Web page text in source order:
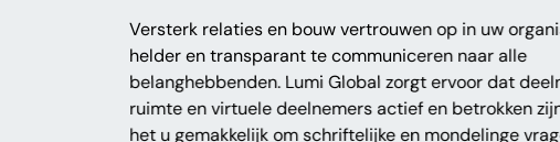
Versterk relaties en bouw vertrouwen op in uw
helder en transparant te communiceren naar alle
belanghebbenden. Lumi Global zorgt ervoor dat
ruimte en virtuele deelnemers actief en betrokken
het u gemakkelijk om schriftelijke en mondelinge